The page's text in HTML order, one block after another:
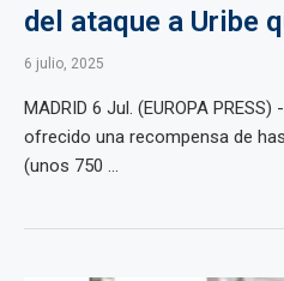
del ataque a Uribe
6 julio, 2025
MADRID 6 Jul. (EUROPA
ofrecido una recompensa de
(unos 750 ...